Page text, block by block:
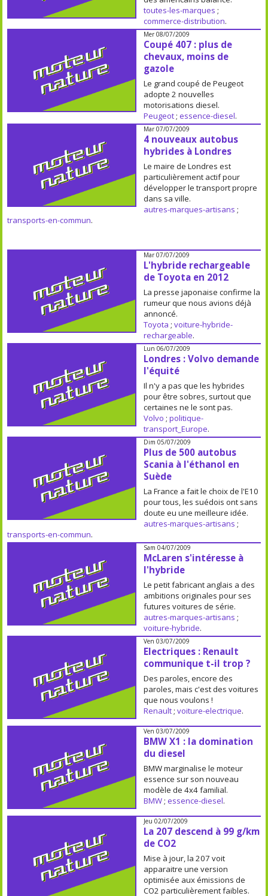
toutes-les-marques ;
commerce-distribution.
Mer 08/07/2009
Coupé 407 : plus de
chevaux, moins de
gazole
Le grand coupé de Peugeot
adopte 2 nouvelles
motorisations diesel.
Peugeot; essence-diesel.
Mar 07/07/2009
4 nouveaux autobus
hybrides à Londres
Le maire de Londres est
particulièrement actif pour
développer le transport propre
dans sa ville.
autres-marques-artisans ;
transports-en-commun.
Mar 07/07/2009
L'hybride rechargeable
de Toyota en 2012
La presse japonaise confirme la
rumeur que nous avions déjà
annoncé.
Toyota ; voiture-hybride-
rechargeable.
Lun 06/07/2009
Londres : Volvo demande
l'équité
Il n'y a pas que les hybrides
pour être sobres, surtout que
certaines ne le sont pas.
Volvo ; politique-
transport_Europe.
Dim 05/07/2009
Plus de 500 autobus
Scania à l'éthanol en
Suède
La France a fait le choix de l'E10
pour tous, les suédois ont sans
doute eu une meilleure idée.
autres-marques-artisans ;
transports-en-commun.
Sam 04/07/2009
McLaren s'intéresse à
l'hybride
Le petit fabricant anglais a des
ambitions originales pour ses
futures voitures de série.
autres-marques-artisans ;
voiture-hybride.
Ven 03/07/2009
Electriques : Renault
communique t-il trop ?
Des paroles, encore des
paroles, mais c'est des voitures
que nous voulons !
Renault; voiture-electrique.
Ven 03/07/2009
BMW X1 : la domination
du diesel
BMW marginalise le moteur
essence sur son nouveau
modèle de 4x4 familial.
BMW; essence-diesel.
Jeu 02/07/2009
La 207 descend à 99 g/km
de CO2
Mise à jour, la 207 voit
apparaitre une version
optimisée aux émissions de
CO2 particulièrement faibles.